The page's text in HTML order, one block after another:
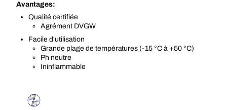
Avantages:
Qualité certifiée
Agrément DVGW
Facile d'utilisation
Grande plage de températures (-15 °C à +50 °C)
Ph neutre
Ininflammable